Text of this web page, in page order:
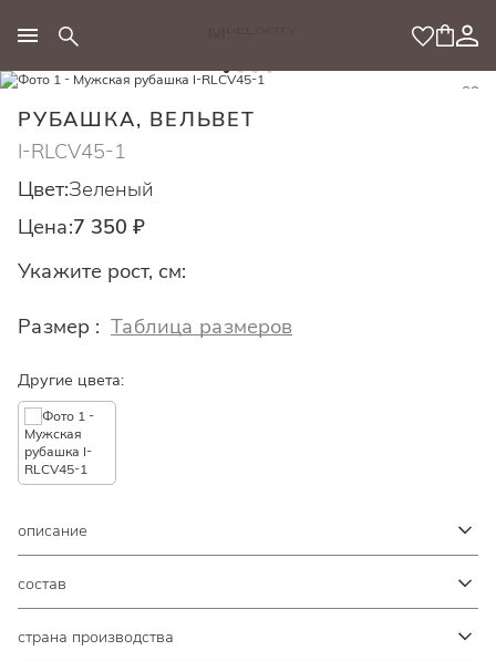
РУБАШКА, ВЕЛЬВЕТ
I-RLCV45-1
Цвет:Зеленый
Цена:7 350 ₽
Укажите рост, см:
Размер : Таблица размеров
Другие цвета:
описание
состав
страна производства